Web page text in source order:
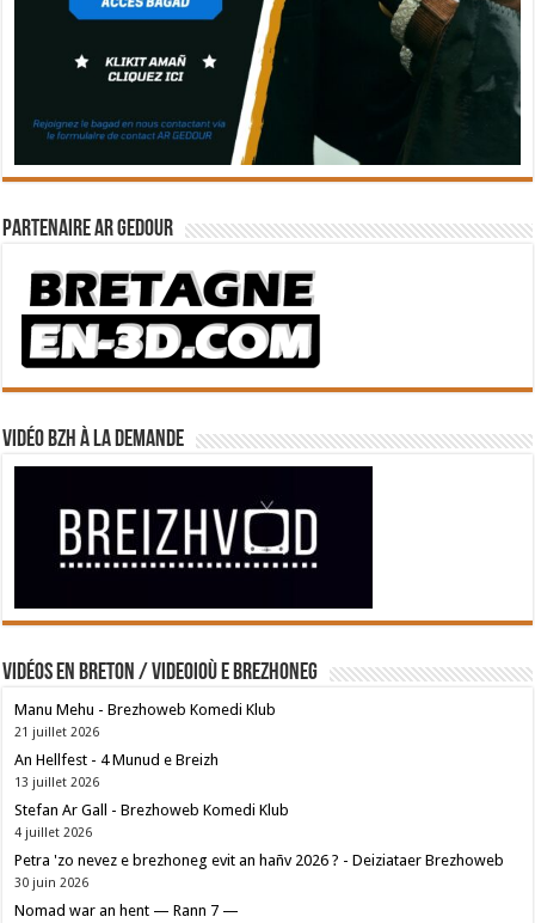
Partenaire Ar Gedour
Vidéo BZH à la demande
Vidéos en breton / Videoioù e brezhoneg
Manu Mehu - Brezhoweb Komedi Klub
21 juillet 2026
An Hellfest - 4 Munud e Breizh
13 juillet 2026
Stefan Ar Gall - Brezhoweb Komedi Klub
4 juillet 2026
Petra 'zo nevez e brezhoneg evit an hañv 2026 ? - Deiziataer Brezhoweb
30 juin 2026
Nomad war an hent — Rann 7 —